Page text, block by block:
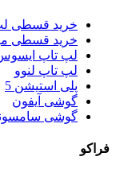
خرید قسطی
خرید قسطی
لپ تاپ
لپ تاپ لنوو
پلی استیشن 5
گوشی آیفون
گوشی
فراکو